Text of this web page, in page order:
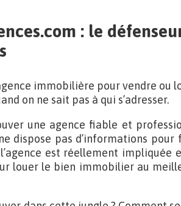
: le
immobilière pour vendre ou
on ne sait pas à qui s’adresser.
une agence fiable et
dispose pas d’informations
l’agence est réellement impliquée
louer le bien immobilier au